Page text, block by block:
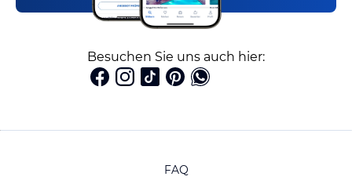
Besuchen Sie uns auch hier:
FAQ